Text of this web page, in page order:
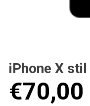
iPhone X
€70,00